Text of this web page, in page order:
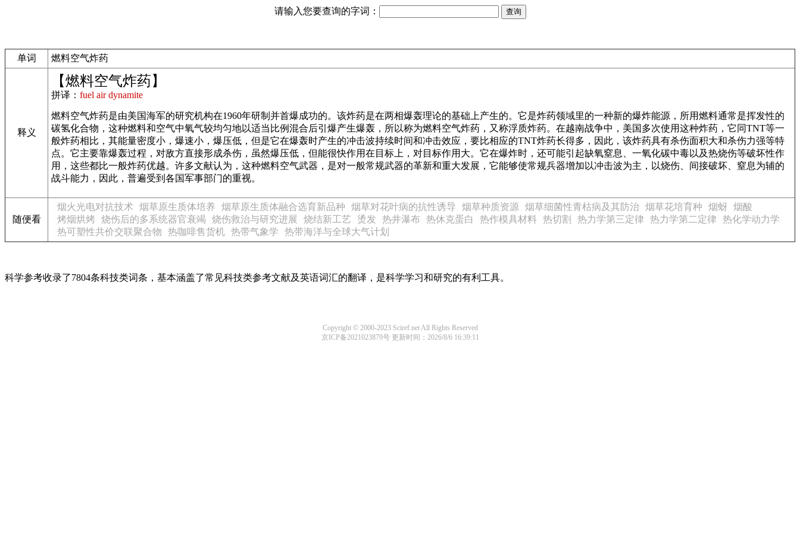
请输入您要查询的字词：
单词 燃料空气炸药
释义
【燃料空气炸药】
拼译： fuel air dynamite
燃料空气炸药是由美国海军的研究机构在1960年研制并首爆成功的。该炸药是在两相爆轰理论的基础上产生的。它是炸药领域里的一种新的爆炸能源，所用燃料通常是挥发性的
碳氢化合物，这种燃料和空气中氧气较均匀地以适当比例混合后引爆产生爆轰，所以称为燃料空气炸药，又称浮质炸药。在越南战争中，美国多次使用这种炸药，它同TNT等一
般炸药相比，其能量密度小，爆速小，爆压低，但是它在爆轰时产生的冲击波持续时间和冲击效应，要比相应的TNT炸药长得多，因此，该炸药具有杀伤面积大和杀伤力强等特
点。它主要靠爆轰过程，对敌方直接形成杀伤，虽然爆压低，但能很快作用在目标上，对目标作用大。它在爆炸时，还可能引起缺氧窒息、一氧化碳中毒以及热烧伤等破坏性作
用，这些都比一般炸药优越。许多文献认为，这种燃料空气武器，是对一般常规武器的革新和重大发展，它能够使常规兵器增加以冲击波为主，以烧伤、间接破坏、窒息为辅的
战斗能力，因此，普遍受到各国军事部门的重视。
随便看
烟火光电对抗技术 烟草原生质体培养 烟草原生质体融合选育新品种 烟草对花叶病的抗性诱导 烟草种质资源 烟草细菌性青枯病及其防治 烟草花培育种 烟蚜 烟酸
烤烟烘烤 烧伤后的多系统器官衰竭 烧伤救治与研究进展 烧结新工艺 烫发 热井瀑布 热休克蛋白 热作模具材料 热切割 热力学第三定律 热力学第二定律 热化学动力学
热可塑性共价交联聚合物
热咖啡售货机 热带气象学 热带海洋与全球大气计划
科学参考收录了7804条科技类词条，基本涵盖了常见科技类参考文献及英语词汇的翻译，是科学学习和研究的有利工具。
Copyright © 2000-2023 Sciref.net All Rights Reserved
京ICP备2021023879号更新时间：2026/8/6 16:39:11